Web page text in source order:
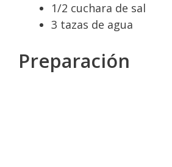
1/2 cuchara de sal
3 tazas de agua
Preparación